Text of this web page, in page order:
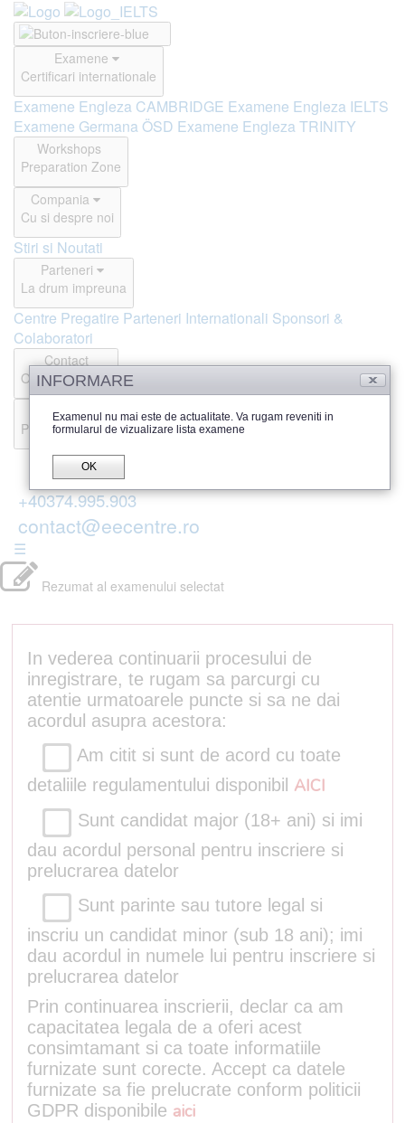
Examene
Certificari internationale
Examene Engleza CAMBRIDGE Examene Engleza IELTS
Examene Germana ÖSD Examene Engleza TRINITY
Workshops
Preparation Zone
Compania
Cu si despre noi
Stiri si Noutati
Parteneri
La drum impreuna
Centre Pregatire Parteneri Internationali Sponsori &
Colaboratori
Contact
Offline si Online
Recenzii
Parerea publicului
+40374.995.903
contact@eecentre.ro
☰
Rezumat al examenului selectat
In vederea continuarii procesului de
inregistrare, te rugam sa parcurgi cu
atentie urmatoarele puncte si sa ne dai
acordul asupra acestora:
Am citit si sunt de acord cu toate
detaliile regulamentului disponibil AICI
Sunt candidat major (18+ ani) si imi
dau acordul personal pentru inscriere si
prelucrarea datelor
Sunt parinte sau tutore legal si
inscriu un candidat minor (sub 18 ani); imi
dau acordul in numele lui pentru inscriere si
prelucrarea datelor
Prin continuarea inscrierii, declar ca am
capacitatea legala de a oferi acest
consimtamant si ca toate informatiile
furnizate sunt corecte. Accept ca datele
furnizate sa fie prelucrate conform politicii
GDPR disponibile aici
INFORMARE
Examenul nu mai este de actualitate. Va rugam reveniti in
formularul de vizualizare lista examene
OK